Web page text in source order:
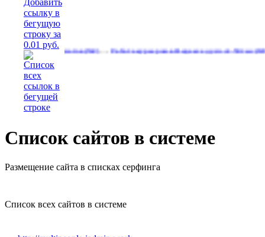
форматов(532)…Работа курьером в Яндекс еду.зп от 50тыс(637)…
Список сайтов в системе
Размещение сайта в списках серфинга
Список всех сайтов в системе